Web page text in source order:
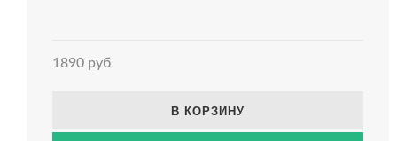
1890 руб
В КОРЗИНУ